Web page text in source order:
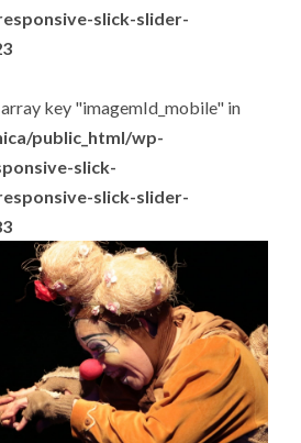
slick-slider-
key "imagemId_mobile" in
public_html/wp-
slick-
slick-slider-